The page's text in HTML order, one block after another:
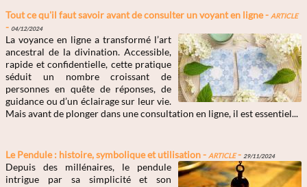
Tout ce qu'il faut savoir avant de consulter un voyant en ligne -Article
- 04/12/2024
La voyance en ligne a transformé l’art
ancestral de la divination. Accessible,
rapide et confidentielle, cette pratique
séduit un nombre croissant de
personnes en quête de réponses, de
guidance ou d’un éclairage sur leur vie.
Mais avant de plonger dans une consultation en ligne, il est essentiel...
Le Pendule : histoire, symbolique et utilisation -Article- 29/11/2024
Depuis des millénaires, le pendule
intrigue par sa simplicité et son